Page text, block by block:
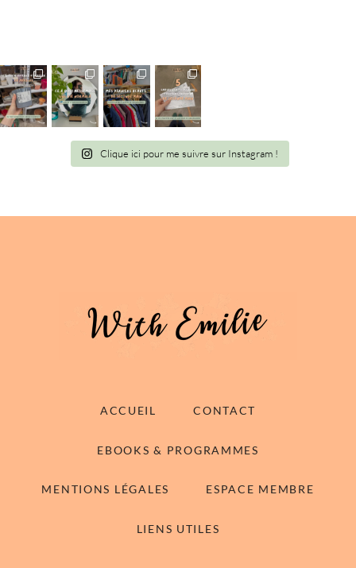
Clique ici pour me suivre sur Instagram !
ACCUEIL CONTACT
EBOOKS & PROGRAMMES
MENTIONS LÉGALES ESPACE MEMBRE
LIENS UTILES